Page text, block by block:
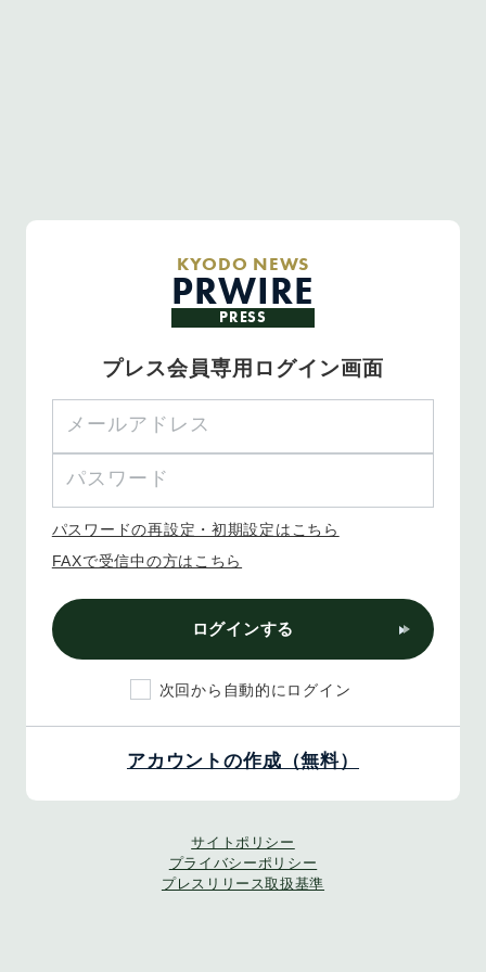
KYODO NEWS
PRWIRE
PRESS
プレス会員専用ログイン画面
パスワードの再設定・初期設定はこちら
FAXで受信中の方はこちら
ログインする
次回から自動的にログイン
アカウントの作成（無料）
サイトポリシー
プライバシーポリシー
プレスリリース取扱基準